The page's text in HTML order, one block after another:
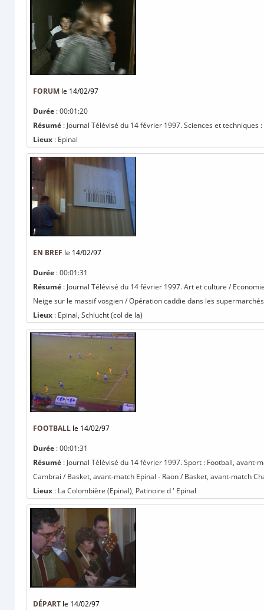
FORUM le 14/02/97
Durée : 00:01:20
Résumé : Journal Télévisé du 14 février 1997. Sciences et
Lieux : Epinal
EN BREF le 14/02/97
Durée : 00:01:31
Résumé : Journal Télévisé du 14 février 1997. Art et culture /
Neige sur le massif vosgien / Opération caddie dans les
Lieux : Epinal, Schlucht (col de la)
FOOTBALL le 14/02/97
Durée : 00:01:31
Résumé : Journal Télévisé du 14 février 1997. Sport : Football, avant-
Cambrai / Basket, avant-match Epinal - Raon / Basket, avant-match
Lieux : La Colombière (Epinal), Patinoire d ' Epinal
DÉPART le 14/02/97